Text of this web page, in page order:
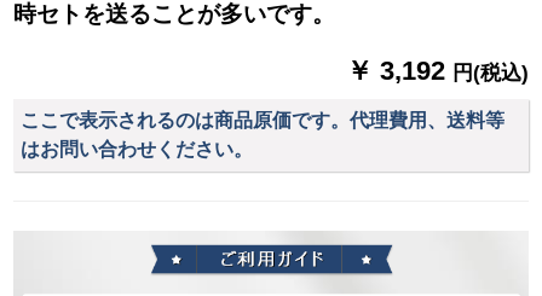
時セトを送ることが多いです。
￥ 3,192 円(税込)
ここで表示されるのは商品原価です。代理費用、送料等
はお問い合わせください。